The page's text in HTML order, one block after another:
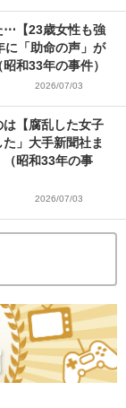
⋯【23歳女性も強
に「助命の声」が
和33年の事件）
2026/07/03
【腐乱した女子
」大手新聞社ま
昭和33年の事
2026/07/03